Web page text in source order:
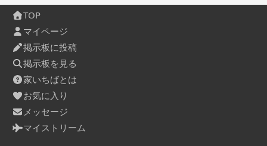
TOP
マイページ
掲示板に投稿
掲示板を見る
家いちばとは
お気に入り
メッセージ
マイストリーム